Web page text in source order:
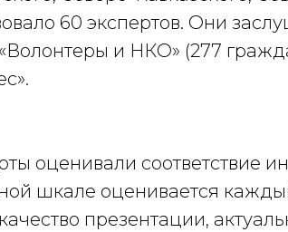
60 экспертов. Они
и НКО» (277
оценивали соответствие
шкале оценивается
презентации,